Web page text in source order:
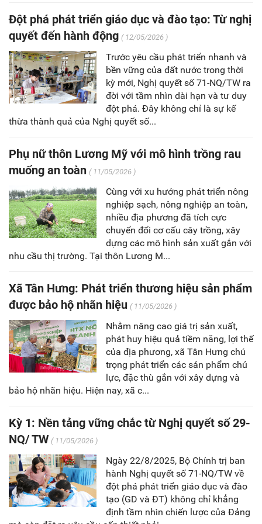
Đột phá phát triển giáo dục và đào tạo: Từ nghị
quyết đến hành động ( 12/05/2026 )
Trước yêu cầu phát triển nhanh và
bền vững của đất nước trong thời
kỳ mới, Nghị quyết số 71-NQ/TW ra
đời với tầm nhìn dài hạn và tư duy
đột phá. Đây không chỉ là sự kế
thừa thành quả của Nghị quyết số...
Phụ nữ thôn Lương Mỹ với mô hình trồng rau
muống an toàn ( 11/05/2026 )
Cùng với xu hướng phát triển nông
nghiệp sạch, nông nghiệp an toàn,
nhiều địa phương đã tích cực
chuyển đổi cơ cấu cây trồng, xây
dựng các mô hình sản xuất gắn với
nhu cầu thị trường. Tại thôn Lương M...
Xã Tân Hưng: Phát triển thương hiệu sản phẩm
được bảo hộ nhãn hiệu ( 11/05/2026 )
Nhằm nâng cao giá trị sản xuất,
phát huy hiệu quả tiềm năng, lợi thế
của địa phương, xã Tân Hưng chú
trọng phát triển các sản phẩm chủ
lực, đặc thù gắn với xây dựng và
bảo hộ nhãn hiệu. Hiện nay, xã c...
Kỳ 1: Nền tảng vững chắc từ Nghị quyết số 29-
NQ/ TW ( 11/05/2026 )
Ngày 22/8/2025, Bộ Chính trị ban
hành Nghị quyết số 71-NQ/TW về
đột phá phát triển giáo dục và đào
tạo (GD và ĐT) không chỉ khẳng
định tầm nhìn chiến lược của Đảng